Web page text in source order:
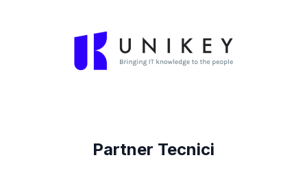
Partner Tecnici